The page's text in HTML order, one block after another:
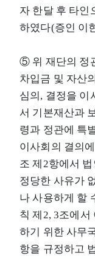
자 한달 후 타인
하였다(증인 이
⑤ 위 재단의 정
차입금 및 자산
심의, 결정을 이
서 기본재산과
령과 정관에 특
이사회의 결의
조 제2항에서
정당한 사유가
나 사용하게 할
칙 제2, 3조에서
하기 위한 사무
항을 규정하고